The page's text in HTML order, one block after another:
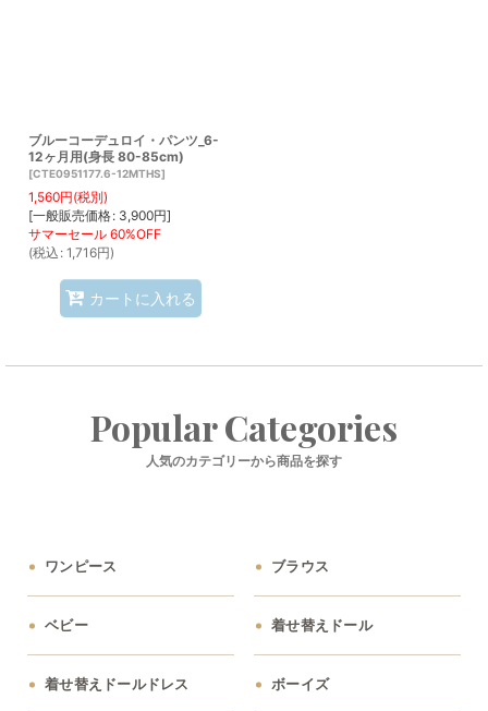
ブルーコーデュロイ・パンツ_6-
12ヶ月用(身長 80-85cm)
[CTE0951177.6-12MTHS]
1,560円(税別)
[一般販売価格: 3,900円]
(税込 : 1,716円)
カートに入れる
Popular Categories
人気のカテゴリーから商品を探す
ワンピース ブラウス
ベビー 着せ替えドール
着せ替えドールドレス ボーイズ